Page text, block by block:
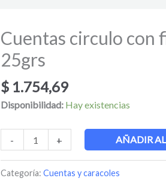
Cuentas circulo con
25grs
$1.754,69
Disponibilidad: Hay existencias
-
Cuentas
circulo
con
figuras
blanco
25grs
+
AÑADIR
Categoría: Cuentas y caracoles